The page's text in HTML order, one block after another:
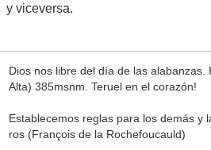
y viceversa.
Dios nos libre del día de las alabanzas.
Alta) 385msnm. Teruel en el corazón!
Establecemos reglas para los demás y
ros (François de la Rochefoucauld)